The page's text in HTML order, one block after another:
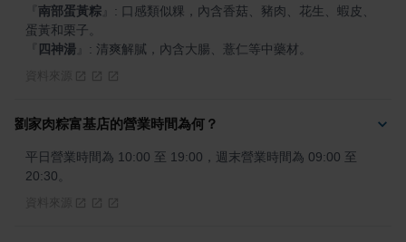
南部蛋黃粽
: 口感類似粿，內含香菇、豬肉、花生、蝦皮、
四神湯 : 清爽解膩，內含大腸、薏仁等中藥材。
劉家肉粽富基店的營業時間為何？
平日營業時間為 10:00 至 19:00，週末營業時間為 09:00 至
20:30。